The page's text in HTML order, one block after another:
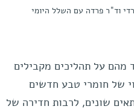
וד"ר פרדה עם השלל היומי
מהם על תהליכים מקבילים
של חומרי טבע חדשים
שונים, לרבות חדירה של